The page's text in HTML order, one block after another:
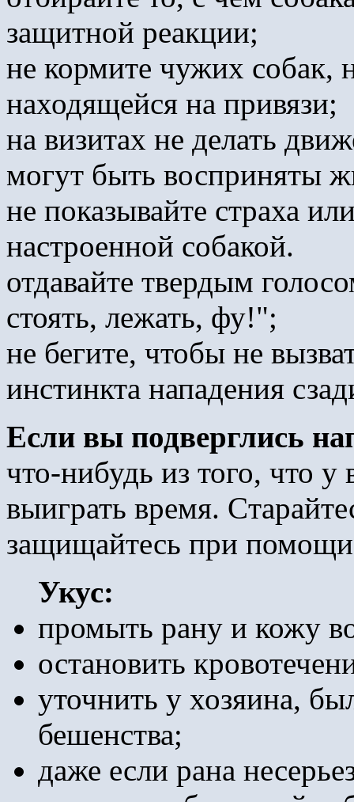
защитной реакции;
не кормите чужих собак,
находящейся на привязи;
на визитах не делать
могут быть восприняты
не показывайте страха
настроенной собакой.
отдавайте твердым
стоять, лежать, фу!";
не бегите, чтобы не
инстинкта нападения
Если вы подверглись
что-нибудь из того, что у
выиграть время.
защищайтесь при
Укус:
промыть рану и кожу
остановить
уточнить у хозяина,
бешенства;
даже если рана